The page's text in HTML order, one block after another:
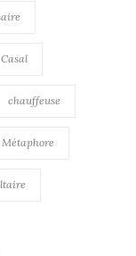
Casal
chauffeuse